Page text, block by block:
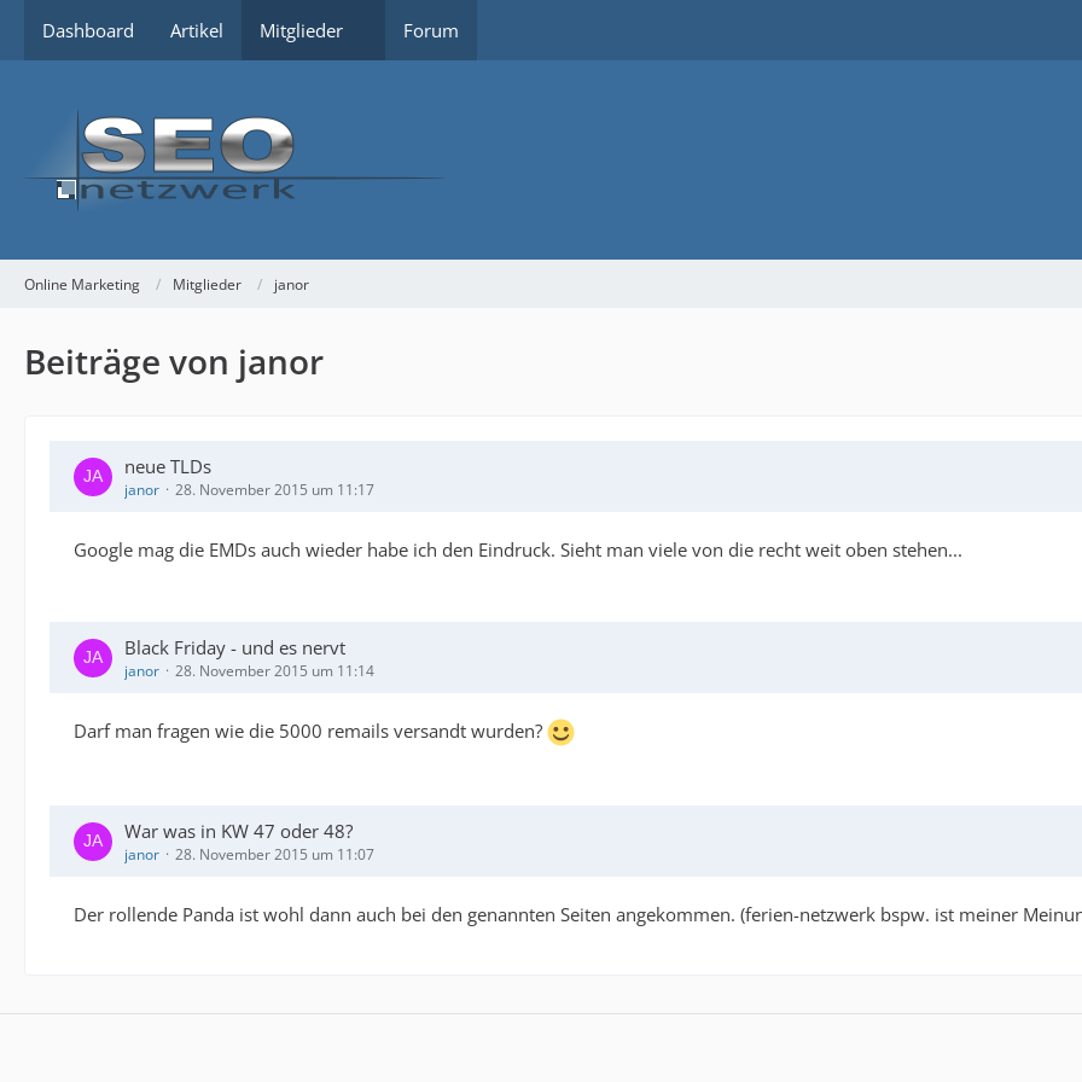
Dashboard Artikel Mitglieder Forum
Online Marketing Mitglieder janor
Beiträge von janor
neue TLDs
janor 28. November 2015 um 11:17
Google mag die EMDs auch wieder habe ich den Eindruck. Sieht man viele von die recht weit oben stehen...
Black Friday - und es nervt
janor 28. November 2015 um 11:14
Darf man fragen wie die 5000 remails versandt wurden?
War was in KW 47 oder 48?
janor 28. November 2015 um 11:07
Der rollende Panda ist wohl dann auch bei den genannten Seiten angekommen. (ferien-netzwerk bspw. ist meiner